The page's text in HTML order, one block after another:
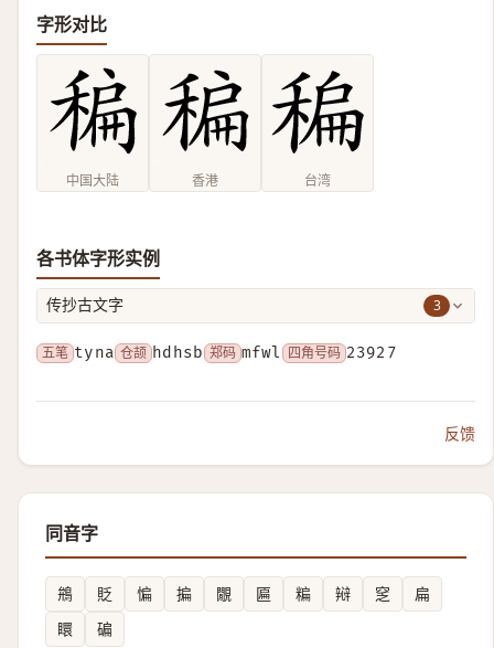
字形对比
中国大陆 香港 台湾
各书体字形实例
传抄古文字 3
五笔 tyna 仓颉 hdhsb 郑码 mfwl 四角号码 23927
反馈
同音字
鴘 貶 惼 揙 覵 匾 糄 㦚 窆
扁
䁵
碥